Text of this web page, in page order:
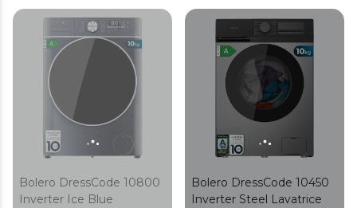
funzione vapore
SteamMax, Spa Care, Soil
Level, Delay End, My Fav,
luce interna, Drum Clean
Plus e Stop&Go
controllo FullColor, porta
XXL e funzione vapore
SteamMax, Spa Care, Soil
Level, Delay End, My Fav,
luce interna, Drum Clean
Plus e Stop&Go
Bolero DressCode 10800
Inverter Ice Blue
Bolero DressCode 10450
Inverter Steel Lavatrice